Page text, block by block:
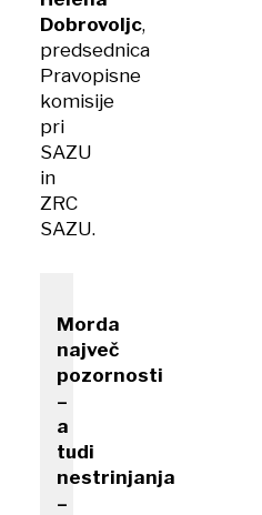
Dobrovoljc,
predsednica
Pravopisne
komisije
pri
SAZU
in
ZRC
SAZU.
Morda
največ
pozornosti
–
a
tudi
nestrinjanja
–